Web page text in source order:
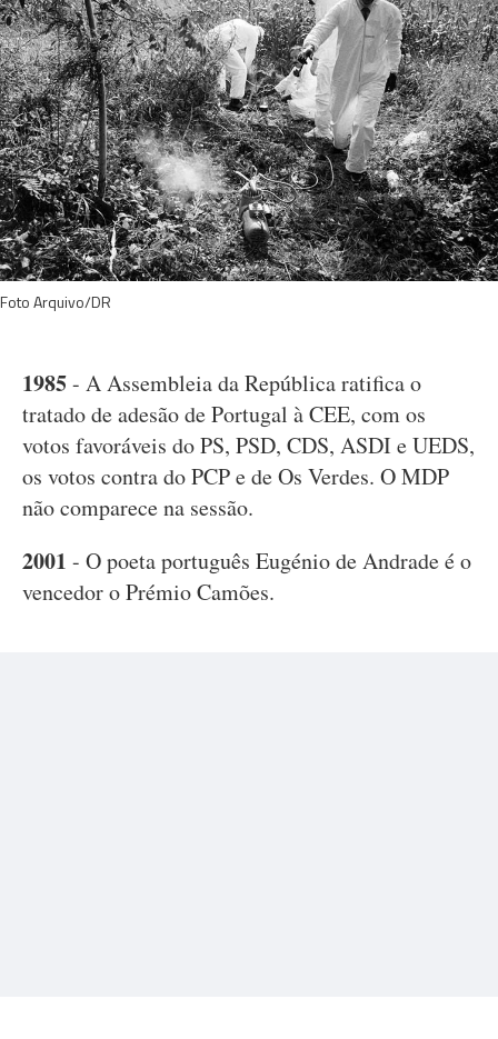
Foto Arquivo/DR
1985- A Assembleia da República ratifica o
tratado de adesão de Portugal à CEE, com os
votos favoráveis do PS, PSD, CDS, ASDI e UEDS,
os votos contra do PCP e de Os Verdes. O MDP
não comparece na sessão.
2001 - O poeta português Eugénio de Andrade é o
vencedor o Prémio Camões.